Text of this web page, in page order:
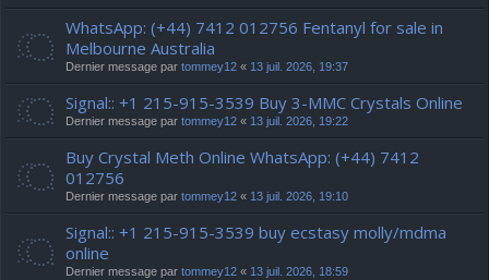
WhatsApp: (+44) 7412 012756 Fentanyl for sale in
Melbourne Australia
Dernier message par tommey12 « 13 juil. 2026, 19:37
Signal:: +1 215-915-3539 Buy 3-MMC Crystals Online
Dernier message par tommey12 « 13 juil. 2026, 19:22
Buy Crystal Meth Online WhatsApp: (+44) 7412
012756
Dernier message par tommey12 « 13 juil. 2026, 19:10
Signal:: +1 215-915-3539 buy ecstasy molly/mdma
online
Dernier message par tommey12 « 13 juil. 2026, 18:59